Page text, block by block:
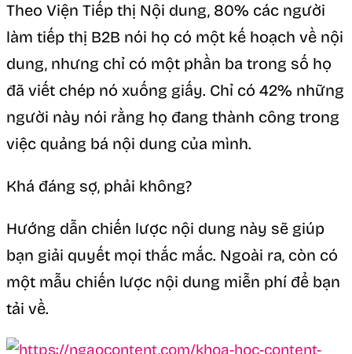
Theo Viện Tiếp thị Nội dung, 80% các người
làm tiếp thị B2B nói họ có một kế hoạch về nội
dung, nhưng chỉ có một phần ba trong số họ
đã viết chép nó xuống giấy. Chỉ có 42% những
người này nói rằng họ đang thành công trong
việc quảng bá nội dung của mình.
Khá đáng sợ, phải không?
Hướng dẫn chiến lược nội dung này sẽ giúp
bạn giải quyết mọi thắc mắc. Ngoài ra, còn có
một mẫu chiến lược nội dung miễn phí để bạn
tải về.